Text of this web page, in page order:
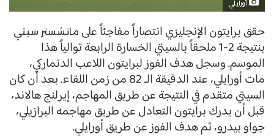
أورايلي
حقق برايتون الإنجليزي انتصاراً مفاجئاً على مانشستر سيتي
بنتيجة 2-1 ملحقاً بالسيتي الخسارة الرابعة توالياً هذا
الموسم. وسجل هدف الفوز لبرايتون اللاعب الدنماركي،
مات أورايلي، عند الدقيقة الـ 82 من زمن اللقاء. بعد أن كان
السيتي متقدم في النتيجة عن طريق المهاجم، إيرلنج هالاند،
قبل أن يدرك برايتون التعادل عن طريق مهاجمه البرازيلي،
جواو بيدرو، ثم هدف الفوز عن طريق أورايلي.